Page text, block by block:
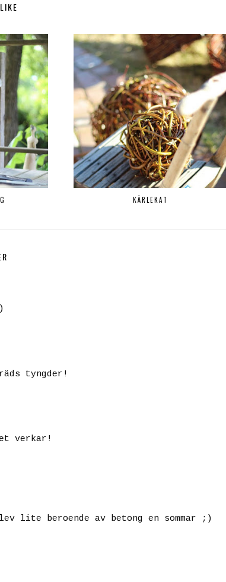
KÄRLEKAT
tyngder!
verkar!
lite beroende av betong en sommar ;)